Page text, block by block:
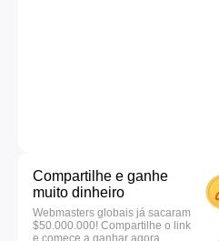
Compartilhe e ganhe
muito dinheiro
Webmasters globais já sacaram
$50.000.000! Compartilhe o link
e comece a ganhar agora.